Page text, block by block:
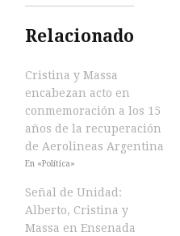
Relacionado
Cristina y Massa
encabezan acto en
conmemoración a los 15
años de la recuperación
de Aerolineas Argentina
En «Política»
Señal de Unidad:
Alberto, Cristina y
Massa en Ensenada